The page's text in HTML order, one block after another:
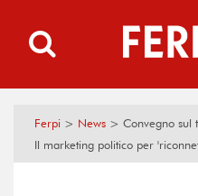
Ferpi > News > Convegno sul
Il marketing politico per